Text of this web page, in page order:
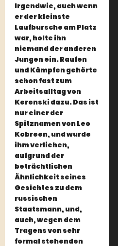
Irgendwie, auch wenn
er der kleinste
Laufbursche am Platz
war, holte ihn
niemand der anderen
Jungen ein. Raufen
und Kämpfen gehörte
schon fast zum
Arbeitsalltag von
Kerenski dazu. Das ist
nur einer der
Spitznamen von Leo
Kobreen, und wurde
ihm verliehen,
aufgrund der
beträchtlichen
Ähnlichkeit seines
Gesichtes zu dem
russischen
Staatsmann, und,
auch, wegen dem
Tragens von sehr
formal stehenden